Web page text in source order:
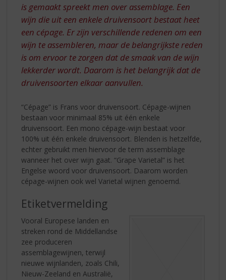
is gemaakt spreekt men over assemblage. Een
wijn die uit een enkele druivensoort bestaat heet
een cépage. Er zijn verschillende redenen om een
wijn te assembleren, maar de belangrijkste reden
is om ervoor te zorgen dat de smaak van de wijn
lekkerder wordt. Daarom is het belangrijk dat de
druivensoorten elkaar aanvullen.
“Cépage” is Frans voor druivensoort. Cépage-wijnen
bestaan voor minimaal 85% uit één enkele
druivensoort. Een mono cépage-wijn bestaat voor
100% uit één enkele druivensoort. Blenden is hetzelfde,
echter gebruikt men hiervoor de term assemblage
wanneer het over wijn gaat. “Grape Varietal” is het
Engelse woord voor druivensoort. Daarom worden
cépage-wijnen ook wel Varietal wijnen genoemd.
Etiketvermelding
Vooral Europese landen en
streken rond de Middellandse
zee produceren
assemblagewijnen, terwijl
nieuwe wijnlanden, zoals Chili,
Nieuw-Zeeland en Australië,